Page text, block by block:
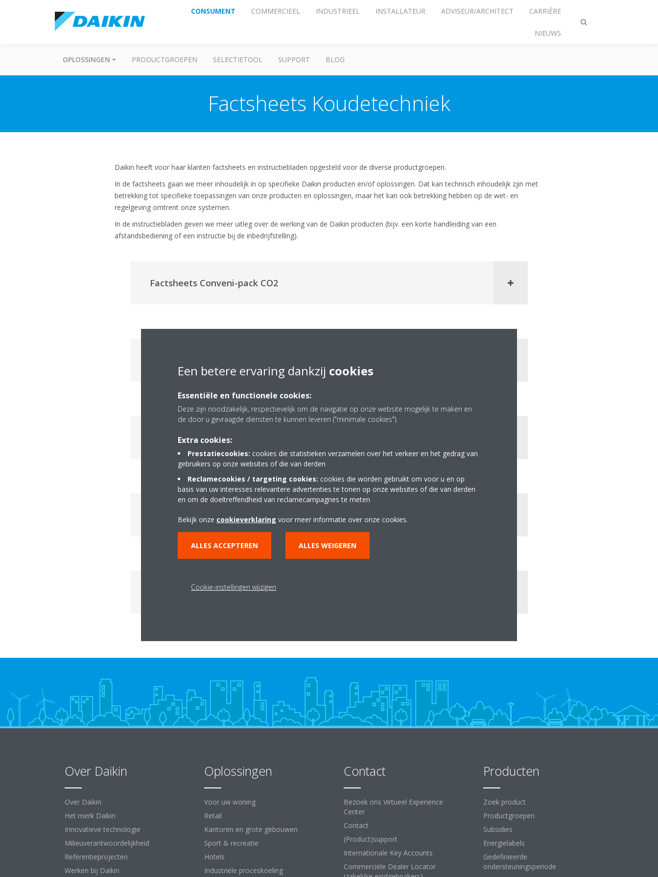
Zoeken
CONSUMENT COMMERCIEEL INDUSTRIEEL INSTALLATEUR ADVISEUR/ARCHITECT CARRIÈRE
NIEUWS
OPLOSSINGEN PRODUCTGROEPEN SELECTIETOOL SUPPORT BLOG
Factsheets Koudetechniek
Daikin heeft voor haar klanten factsheets en instructiebladen opgesteld voor de diverse productgroepen.
In de factsheets gaan we meer inhoudelijk in op specifieke Daikin producten en/of oplossingen. Dat kan technisch inhoudelijk zjin met
betrekking tot specifieke toepassingen van onze producten en oplossingen, maar het kan ook betrekking hebben op de wet- en
regelgeving omtrent onze systemen.
In de instructiebladen geven we meer uitleg over de werking van de Daikin producten (bijv. een korte handleiding van een
afstandsbediening of een instructie bij de inbedrijfstelling).
Factsheets Conveni-pack CO2
Factsheets Conveni-pack R-410A
Factsheets ZEAS R-410A
Factsheets LMSEY - Monoblock of the future R-290
Over Daikin
Over Daikin
Het merk Daikin
Innovatieve technologie
Milieuverantwoordelijkheid
Referentieprojecten
Werken bij Daikin
Oplossingen
Voor uw woning
Retail
Kantoren en grote gebouwen
Sport & recreatie
Hotels
Industriële proceskoeling
Contact
Bezoek ons Virtueel Experience
Center
Contact
(Product)support
Internationale Key Accounts
Commerciële Dealer Locator
Producten
Zoek product
Productgroepen
Subsidies
Energielabels
Gedefinieerde
ondersteuningsperiode
Een betere ervaring dankzij cookies
Essentiële en functionele cookies:
Deze zijn noodzakelijk, respectievelijk om de navigatie op onze website mogelijk te maken en
de door u gevraagde diensten te kunnen leveren ("minimale cookies").
Extra cookies:
Prestatiecookies: cookies die statistieken verzamelen over het verkeer en het gedrag van
gebruikers op onze websites of die van derden
Reclamecookies / targeting cookies: cookies die worden gebruikt om voor u en op
basis van uw interesses relevantere advertenties te tonen op onze websites of die van derden
en om de doeltreffendheid van reclamecampagnes te meten
Bekijk onze cookieverklaring voor meer informatie over onze cookies.
ALLES ACCEPTEREN ALLES WEIGEREN
Cookie-instellingen wijzigen